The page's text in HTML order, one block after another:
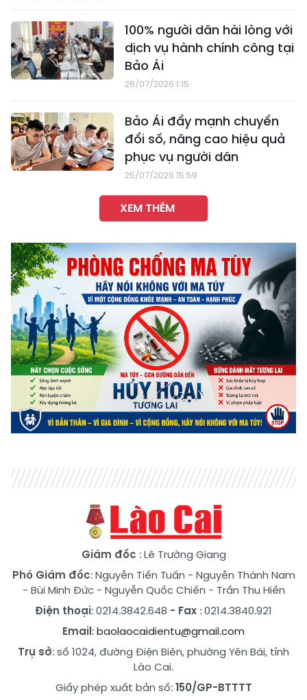
100% người dân hài lòng với
dịch vụ hành chính công tại
Bảo Ái
26/07/2026 1:15
Bảo Ái đẩy mạnh chuyển
đổi số, nâng cao hiệu quả
phục vụ người dân
25/07/2026 15:59
XEM THÊM
Giám đốc : Lê Trường Giang
Phó Giám đốc:Nguyễn Tiến Tuấn - Nguyễn Thành Nam
- Bùi Minh Đức- Nguyễn Quốc Chiến - Trần Thu Hiền
Điện thoại: 0214.3842.648 - Fax : 0214.3840.921
Email:baolaocaidientu@gmail.com
Trụ sở: số 1024, đường Điện Biên, phường Yên Bái, tỉnh
Lào Cai.
Giấy phép xuất bản số:150/GP-BTTTT